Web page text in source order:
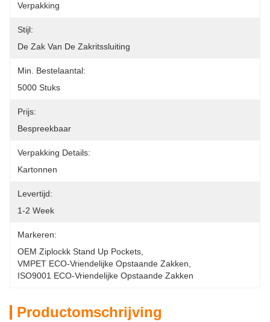
Verpakking
Stijl:
De Zak Van De Zakritssluiting
Min. Bestelaantal:
5000 Stuks
Prijs:
Bespreekbaar
Verpakking Details:
Kartonnen
Levertijd:
1-2 Week
Markeren:
OEM Ziplockk Stand Up Pockets
VMPET ECO-Vriendelijke Opstaande Zakken
ISO9001 ECO-Vriendelijke Opstaande Zakken
Productomschrijving